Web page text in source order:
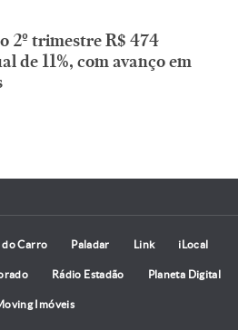
2º trimestre R$ 474
de 11%, com avanço em
do Carro Paladar Link iLocal
Rádio Estadão Planeta Digital
Imóveis